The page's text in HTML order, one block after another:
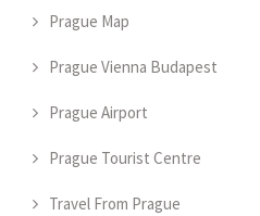
Prague Map
Prague Vienna Budapest
Prague Airport
Prague Tourist Centre
Travel From Prague